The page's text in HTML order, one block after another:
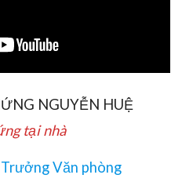
NGUYỄN HUỆ
tại nhà
Văn phòng